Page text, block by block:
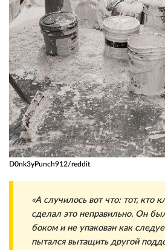
D0nk3yPunch912/reddit
«А случилось вот что: тот, кто
сделал это неправильно. Он
боком и не упакован как
пытался вытащить другой